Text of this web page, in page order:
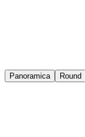
Panoramica Round